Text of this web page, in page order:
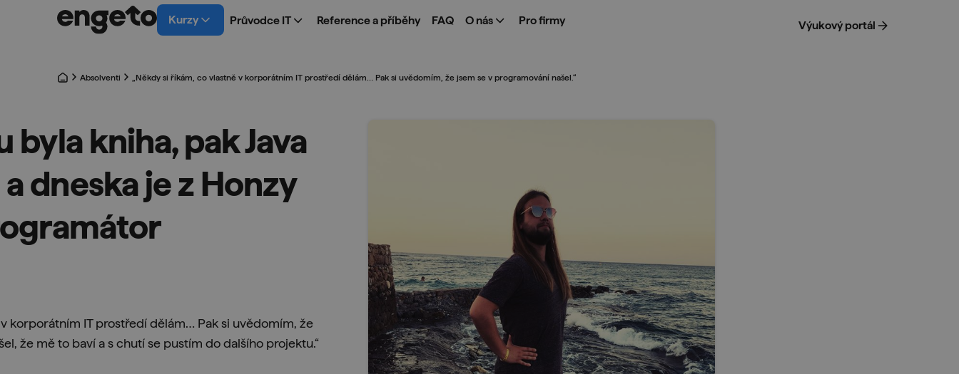
Kurzy Průvodce IT Reference a příběhy FAQ O nás Pro firmy Výukový portál
Absolventi „Někdy si říkám, co vlastně v korporátním IT prostředí dělám… Pak si uvědomím, že jsem se v programování našel.“
byla kniha, pak Java
dneska je z Honzy
korporátním IT prostředí dělám… Pak si uvědomím, že
že mě to baví a s chutí se pustím do dalšího projektu.“